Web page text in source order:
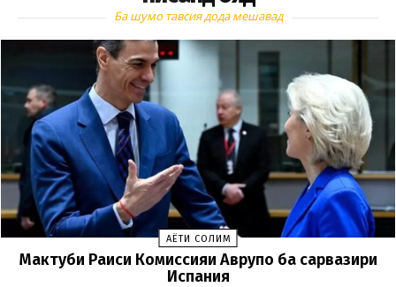
Ба шумо тавсия дода мешавад
ҲАЁТИ СОЛИМ
Мактуби Раиси Комиссияи Аврупо ба сарвазири
Испания